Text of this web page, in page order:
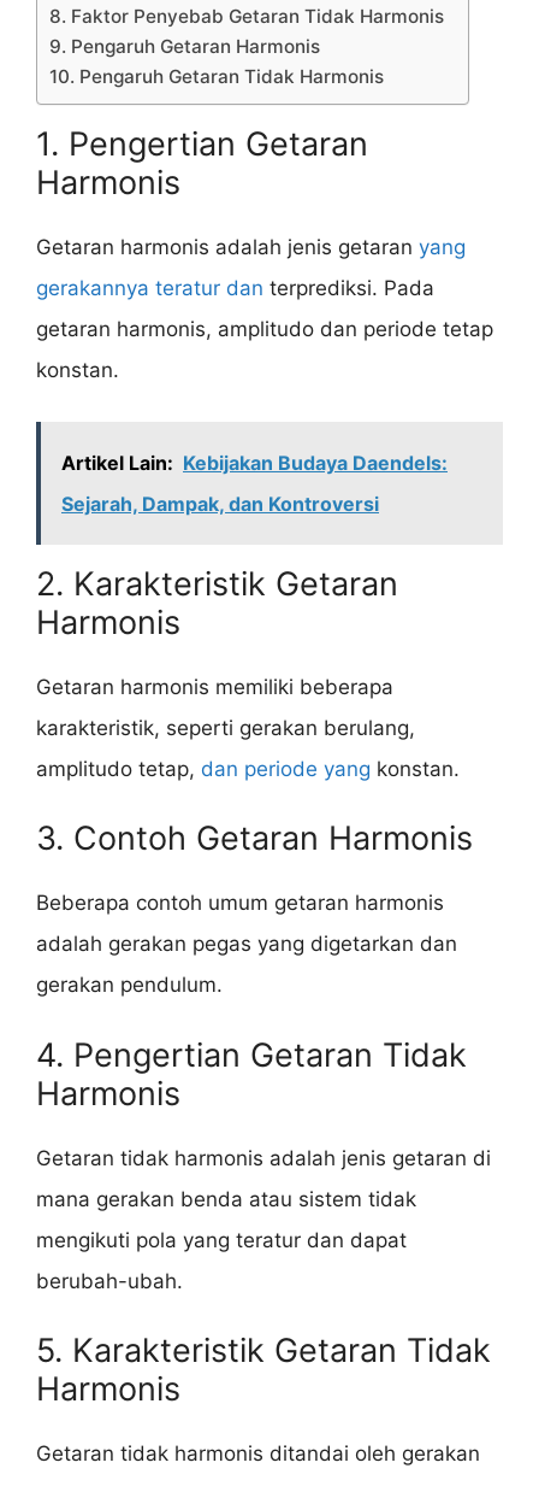
8. Faktor Penyebab Getaran Tidak Harmonis
9. Pengaruh Getaran Harmonis
10. Pengaruh Getaran Tidak Harmonis
1. Pengertian Getaran
Harmonis
Getaran harmonis adalah jenis getaran yang
gerakannya teratur dan terprediksi. Pada
getaran harmonis, amplitudo dan periode tetap
konstan.
Artikel Lain: Kebijakan Budaya Daendels:
Sejarah, Dampak, dan Kontroversi
2. Karakteristik Getaran
Harmonis
Getaran harmonis memiliki beberapa
karakteristik, seperti gerakan berulang,
amplitudo tetap, dan periode yang konstan.
3. Contoh Getaran Harmonis
Beberapa contoh umum getaran harmonis
adalah gerakan pegas yang digetarkan dan
gerakan pendulum.
4. Pengertian Getaran Tidak
Harmonis
Getaran tidak harmonis adalah jenis getaran di
mana gerakan benda atau sistem tidak
mengikuti pola yang teratur dan dapat
berubah-ubah.
5. Karakteristik Getaran Tidak
Harmonis
Getaran tidak harmonis ditandai oleh gerakan